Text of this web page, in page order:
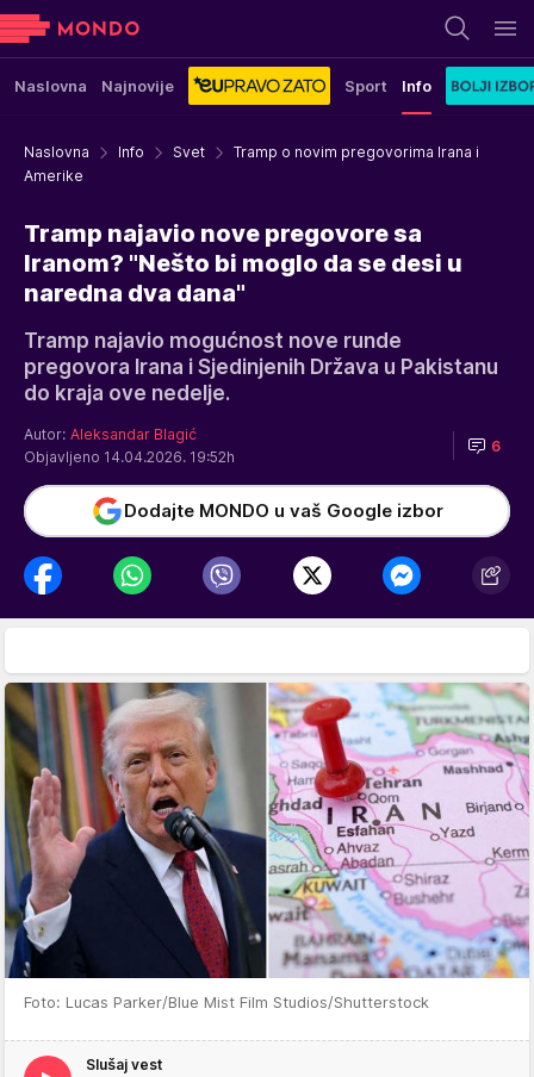
Naslovna Najnovije Sport Info
Naslovna Info Svet
Tramp o novim pregovorima Irana i
Amerike
Tramp najavio nove pregovore sa
Iranom? "Nešto bi moglo da se desi u
naredna dva dana"
Tramp najavio mogućnost nove runde
pregovora Irana i Sjedinjenih Država u Pakistanu
do kraja ove nedelje.
Autor: Aleksandar Blagić
Objavljeno 14.04.2026. 19:52h
6
Dodajte MONDO u vaš Google izbor
Foto: Lucas Parker/Blue Mist Film Studios/Shutterstock
Slušaj vest